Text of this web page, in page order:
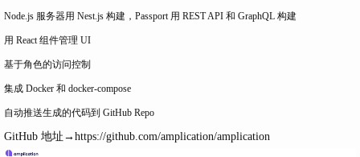
Node.js 服务器用 Nest.js 构建，Passport 用 REST API 和 GraphQL 构建
用 React 组件管理 UI
基于角色的访问控制
集成 Docker 和 docker-compose
自动推送生成的代码到 GitHub Repo
GitHub 地址→ https://github.com/amplication/amplication